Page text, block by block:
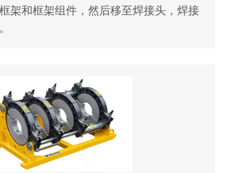
架和框架组件，然后移至焊接头，焊接